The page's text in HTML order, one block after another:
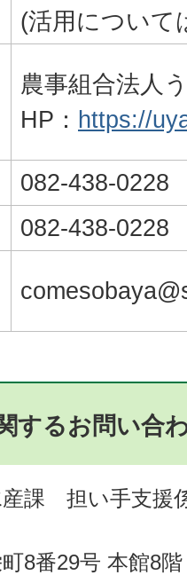
(活用について
農事組合法人
HP： https://
082-438-0228
082-438-0228
するお問い合
課 担い手支援
8番29号 本館8階